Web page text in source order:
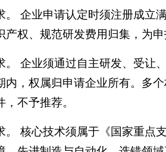
企业申请认定时须注册成立
产权、规范研发费用归集，为
企业须通过自主研发、受让
内，权属归申请企业所有。多
不予推荐。
核心技术须属于《国家重点